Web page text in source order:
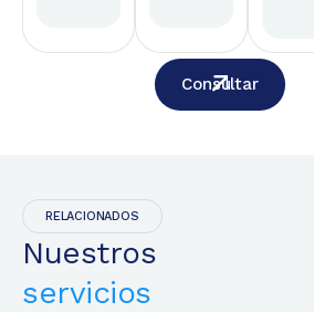
Consultar
RELACIONADOS
Nuestros
servicios